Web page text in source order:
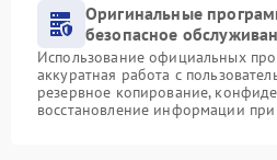
Оригинальные
безопасное
Использование официальных
аккуратная работа с
резервное копирование,
восстановление информации